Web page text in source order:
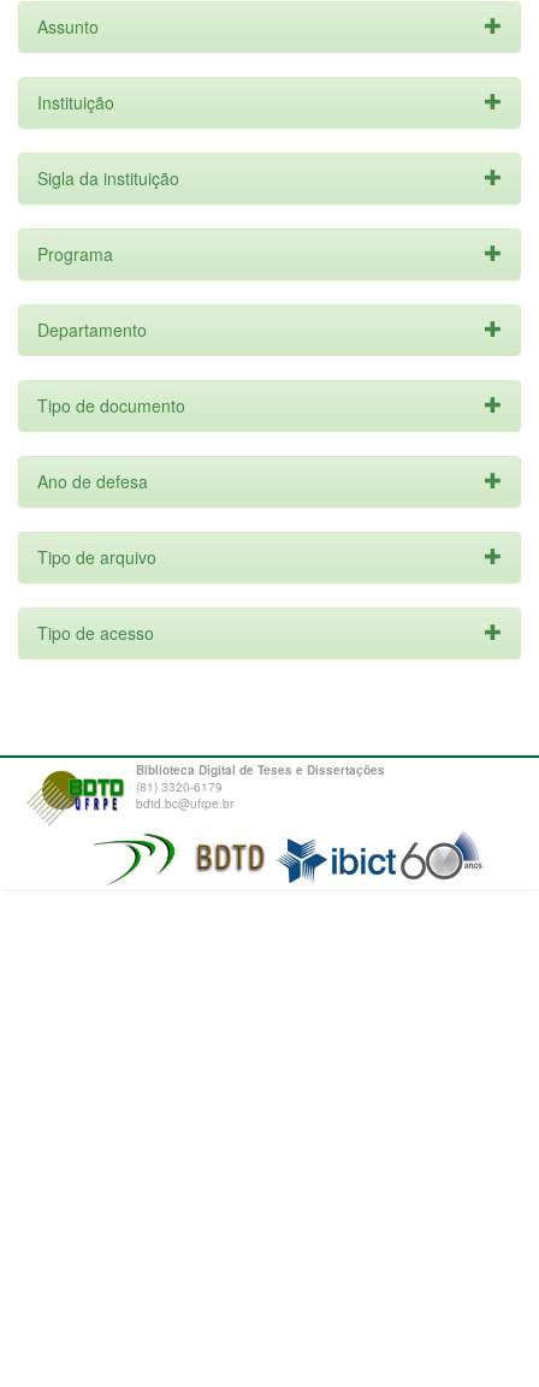
Assunto
Instituição
Sigla da instituição
Programa
Departamento
Tipo de documento
Ano de defesa
Tipo de arquivo
Tipo de acesso
Biblioteca Digital de Teses e Dissertações
(81) 3320-6179
bdtd.bc@ufrpe.br